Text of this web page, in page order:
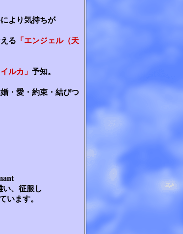
より気持ちが
る 「エンジェル（天
イルカ」 予知。
・愛・約束・結びつ
い、征服し
います。